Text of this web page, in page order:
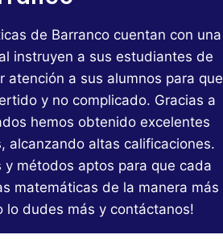
de Barranco cuentan con una
instruyen a sus estudiantes de
atención a sus alumnos para que
y no complicado. Gracias a
hemos obtenido excelentes
alcanzando altas calificaciones.
y métodos aptos para que cada
matemáticas de la manera más
lo dudes más y contáctanos!